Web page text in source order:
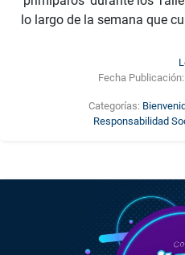
lo largo de la semana que
Fecha
Categorías:
Responsabilidad